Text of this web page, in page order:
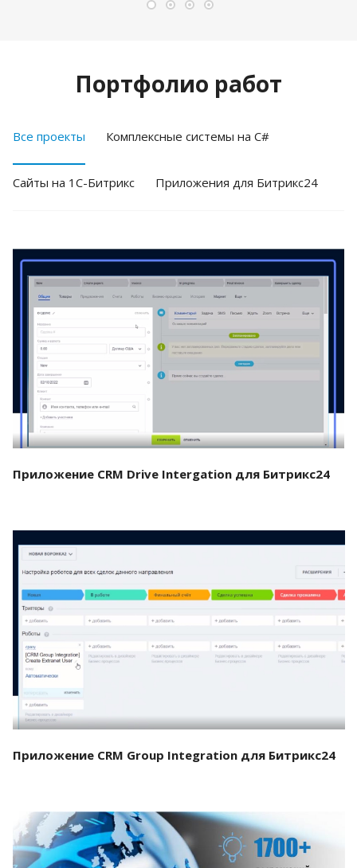
Портфолио работ
Все проекты Комплексные системы на C#
Cайты на 1С-Битрикс Приложения для Битрикс24
Смотреть проект
Приложение CRM Drive Intergation для Битрикс24
Смотреть проект
Приложение CRM Group Integration для Битрикс24